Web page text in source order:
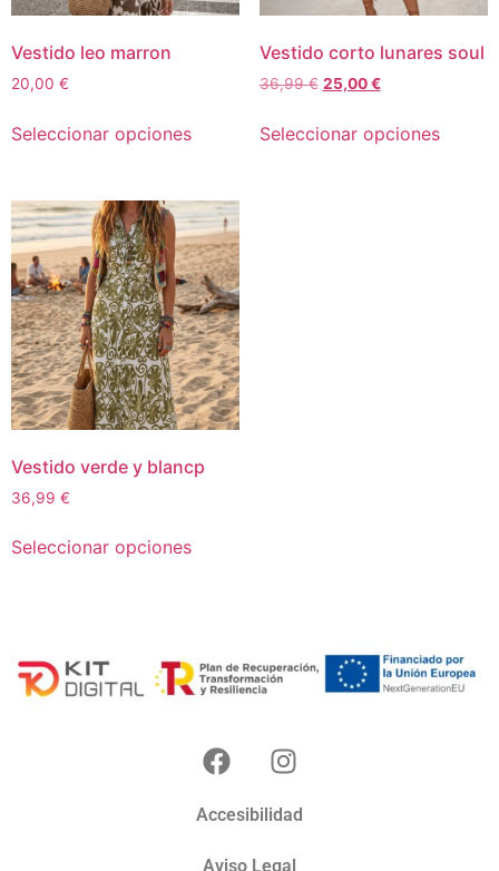
Vestido leo marron
20,00 €
Seleccionar opciones
Vestido corto lunares soul
36,99€ 25,00€
Seleccionar opciones
Vestido verde y blancp
36,99 €
Seleccionar opciones
Accesibilidad
Aviso Legal